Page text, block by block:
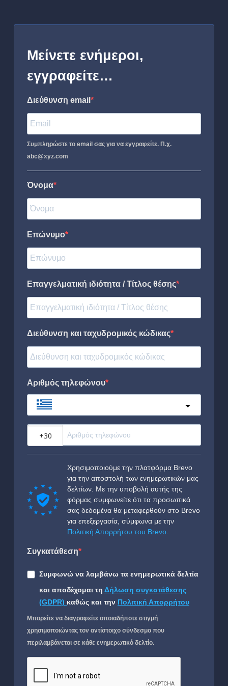
Μείνετε ενήμεροι,
εγγραφείτε…
Διεύθυνση email
Συμπληρώστε το email σας για να εγγραφείτε. Π.χ.
abc@xyz.com
Όνομα
Επώνυμο
Επαγγελματική ιδιότητα / Τίτλος θέσης
Διεύθυνση και ταχυδρομικός κώδικας
Αριθμός τηλεφώνου
Χρησιμοποιούμε την πλατφόρμα Brevo
για την αποστολή των ενημερωτικών μας
δελτίων. Με την υποβολή αυτής της
φόρμας συμφωνείτε ότι τα προσωπικά
σας δεδομένα θα μεταφερθούν στο Brevo
για επεξεργασία, σύμφωνα με την
Πολιτική Απορρήτου του Brevo
Συγκατάθεση
Συμφωνώ να λαμβάνω τα ενημερωτικά δελτία
και αποδέχομαι τη Δήλωση συγκατάθεσης
(GDPR) καθώς και την Πολιτική Απορρήτου
Μπορείτε να διαγραφείτε οποιαδήποτε στιγμή
χρησιμοποιώντας τον αντίστοιχο σύνδεσμο που
περιλαμβάνεται σε κάθε ενημερωτικό δελτίο.